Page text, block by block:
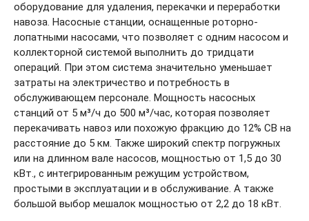
оборудование для удаления, перекачки и переработки
навоза. Насосные станции, оснащенные роторно-
лопатными насосами, что позволяет с одним насосом и
коллекторной системой выполнить до тридцати
операций. При этом система значительно уменьшает
затраты на электричество и потребность в
обслуживающем персонале. Мощность насосных
станций от 5 м³/ч до 500 м³/час, которая позволяет
перекачивать навоз или похожую фракцию до 12% СВ на
расстояние до 5 км. Также широкий спектр погружных
или на длинном вале насосов, мощностью от 1,5 до 30
кВт., с интегрированным режущим устройством,
простыми в эксплуатации и в обслуживание. А также
большой выбор мешалок мощностью от 2,2 до 18 кВт.